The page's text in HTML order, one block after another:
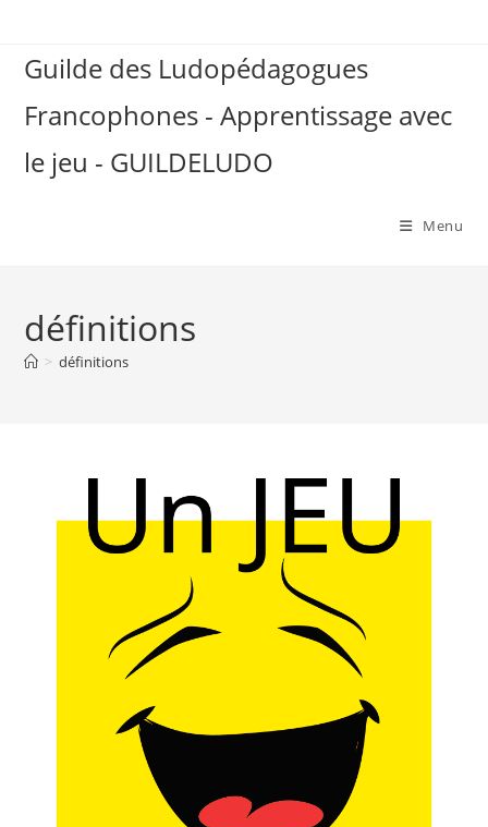
contentGuilde des Ludopédagogues
Francophones - Apprentissage avec
le jeu - GUILDELUDO
Menu
définitions
> définitions